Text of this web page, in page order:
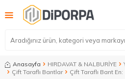
Anasayfa HIRDAVAT & NALBURİYE
Çift Taraflı Bantlar
Çift Taraflı Bant